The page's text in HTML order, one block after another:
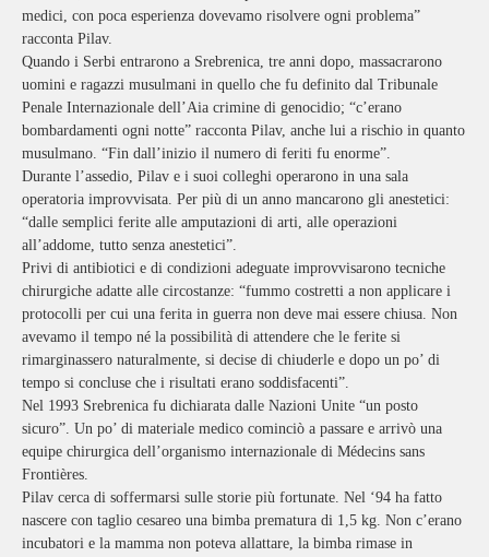
medici, con poca esperienza dovevamo risolvere ogni problema”
racconta Pilav.
Quando i Serbi entrarono a Srebrenica, tre anni dopo, massacrarono
uomini e ragazzi musulmani in quello che fu definito dal Tribunale
Penale Internazionale dell’Aia crimine di genocidio; “c’erano
bombardamenti ogni notte” racconta Pilav, anche lui a rischio in quanto
musulmano. “Fin dall’inizio il numero di feriti fu enorme”.
Durante l’assedio, Pilav e i suoi colleghi operarono in una sala
operatoria improvvisata. Per più di un anno mancarono gli anestetici:
“dalle semplici ferite alle amputazioni di arti, alle operazioni
all’addome, tutto senza anestetici”.
Privi di antibiotici e di condizioni adeguate improvvisarono tecniche
chirurgiche adatte alle circostanze: “fummo costretti a non applicare i
protocolli per cui una ferita in guerra non deve mai essere chiusa. Non
avevamo il tempo né la possibilità di attendere che le ferite si
rimarginassero naturalmente, si decise di chiuderle e dopo un po’ di
tempo si concluse che i risultati erano soddisfacenti”.
Nel 1993 Srebrenica fu dichiarata dalle Nazioni Unite “un posto
sicuro”. Un po’ di materiale medico cominciò a passare e arrivò una
equipe chirurgica dell’organismo internazionale di Médecins sans
Frontières.
Pilav cerca di soffermarsi sulle storie più fortunate. Nel ‘94 ha fatto
nascere con taglio cesareo una bimba prematura di 1,5 kg. Non c’erano
incubatori e la mamma non poteva allattare, la bimba rimase in